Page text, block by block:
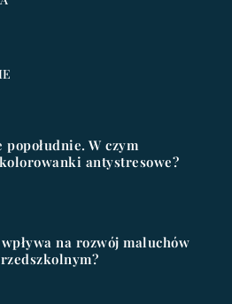
W czym
antystresowe?
na rozwój maluchów